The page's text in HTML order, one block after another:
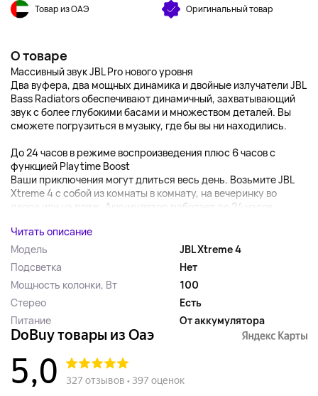
Товар из ОАЭ Оригинальный товар
О товаре
Массивный звук JBL Pro нового уровня
Два вуфера, два мощных динамика и двойные излучатели JBL
Bass Radiators обеспечивают динамичный, захватывающий
звук с более глубокими басами и множеством деталей. Вы
сможете погрузиться в музыку, где бы вы ни находились.
До 24 часов в режиме воспроизведения плюс 6 часов с
функцией Playtime Boost
Ваши приключения могут длиться весь день. Возьмите JBL
Xtreme 4 с собой из комнаты в комнату, на вечеринку во
дворе или на пляж. Аккумулятор работает до 24 часов,...
Читать описание
Модель
JBL Xtreme 4
Подсветка
Нет
Мощность колонки, Вт
100
Стерео
Есть
Питание
От аккумулятора